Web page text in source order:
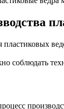
пластиковых
соблюдать